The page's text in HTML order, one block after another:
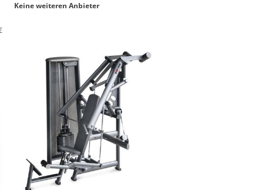
Keine weiteren Anbieter